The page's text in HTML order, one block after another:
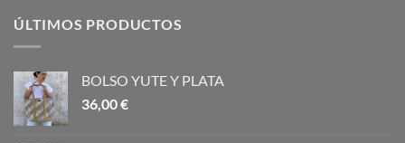
ÚLTIMOS PRODUCTOS
BOLSO YUTE Y PLATA
36,00€